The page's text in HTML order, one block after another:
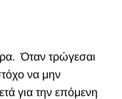
Όταν τρώγεσαι
να μην
για την επόμενη